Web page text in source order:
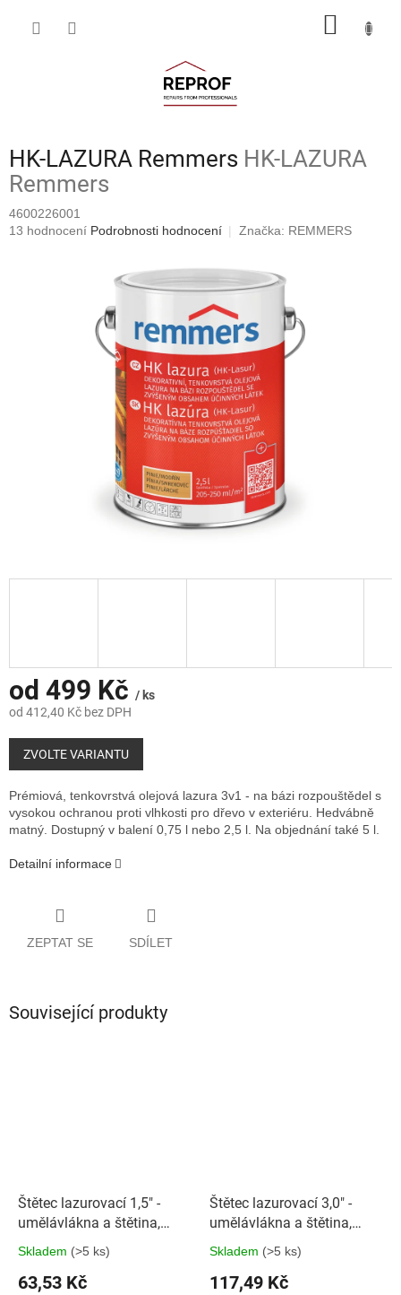
HK-LAZURA Remmers HK-LAZURA
Remmers
4600226001
Průměrné
13 hodnocení Podrobnosti hodnocení Značka: REMMERS
od 499 Kč / ks
od 412,40 Kč bez DPH
Měrná
cena:
ZVOLTE VARIANTU
Prémiová, tenkovrstvá olejová lazura 3v1 - na bázi rozpouštědel s
vysokou ochranou proti vlhkosti pro dřevo v exteriéru. Hedvábně
matný. Dostupný v balení 0,75 l nebo 2,5 l. Na objednání také 5 l.
Detailní informace
ZEPTAT SE SDÍLET
Související produkty
Štětec lazurovací 1,5" -
umělávlákna a štětina,
držadlo pla
Skladem (>5 ks)
63,53 Kč
Štětec lazurovací 3,0" -
umělávlákna a štětina,
držadlo pla
Skladem (>5 ks)
117,49 Kč